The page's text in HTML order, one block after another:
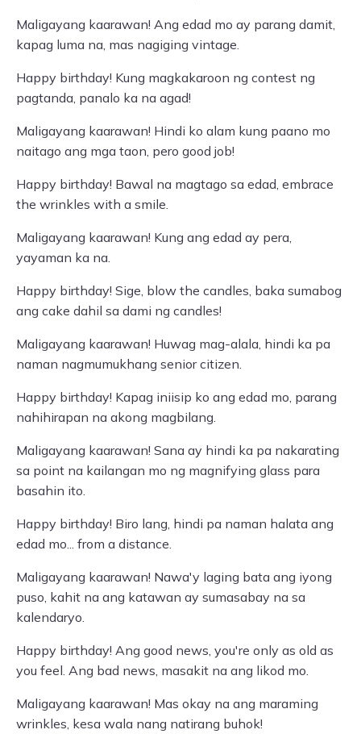
Maligayang kaarawan! Ang edad mo ay parang damit,
kapag luma na, mas nagiging vintage.
Happy birthday! Kung magkakaroon ng contest ng
pagtanda, panalo ka na agad!
Maligayang kaarawan! Hindi ko alam kung paano mo
naitago ang mga taon, pero good job!
Happy birthday! Bawal na magtago sa edad, embrace
the wrinkles with a smile.
Maligayang kaarawan! Kung ang edad ay pera,
yayaman ka na.
Happy birthday! Sige, blow the candles, baka sumabog
ang cake dahil sa dami ng candles!
Maligayang kaarawan! Huwag mag-alala, hindi ka pa
naman nagmumukhang senior citizen.
Happy birthday! Kapag iniisip ko ang edad mo, parang
nahihirapan na akong magbilang.
Maligayang kaarawan! Sana ay hindi ka pa nakarating
sa point na kailangan mo ng magnifying glass para
basahin ito.
Happy birthday! Biro lang, hindi pa naman halata ang
edad mo... from a distance.
Maligayang kaarawan! Nawa'y laging bata ang iyong
puso, kahit na ang katawan ay sumasabay na sa
kalendaryo.
Happy birthday! Ang good news, you're only as old as
you feel. Ang bad news, masakit na ang likod mo.
Maligayang kaarawan! Mas okay na ang maraming
wrinkles, kesa wala nang natirang buhok!